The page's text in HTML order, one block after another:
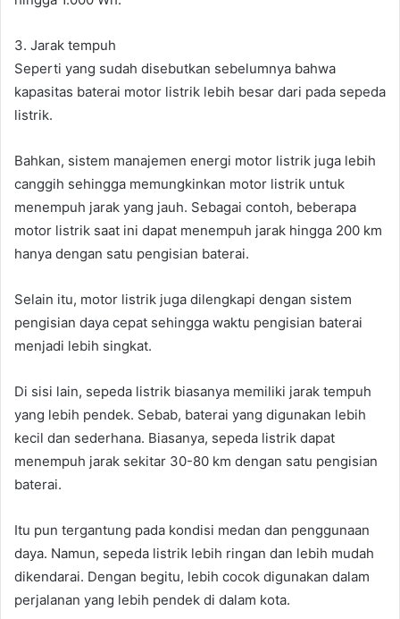
3. Jarak tempuh
Seperti yang sudah disebutkan sebelumnya bahwa
kapasitas baterai motor listrik lebih besar dari pada sepeda
listrik.
Bahkan, sistem manajemen energi motor listrik juga lebih
canggih sehingga memungkinkan motor listrik untuk
menempuh jarak yang jauh. Sebagai contoh, beberapa
motor listrik saat ini dapat menempuh jarak hingga 200 km
hanya dengan satu pengisian baterai.
Selain itu, motor listrik juga dilengkapi dengan sistem
pengisian daya cepat sehingga waktu pengisian baterai
menjadi lebih singkat.
Di sisi lain, sepeda listrik biasanya memiliki jarak tempuh
yang lebih pendek. Sebab, baterai yang digunakan lebih
kecil dan sederhana. Biasanya, sepeda listrik dapat
menempuh jarak sekitar 30-80 km dengan satu pengisian
baterai.
Itu pun tergantung pada kondisi medan dan penggunaan
daya. Namun, sepeda listrik lebih ringan dan lebih mudah
dikendarai. Dengan begitu, lebih cocok digunakan dalam
perjalanan yang lebih pendek di dalam kota.